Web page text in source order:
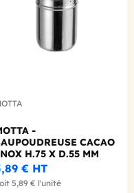
-
CACAO
H.75 X D.55 MM
€ HT
5,89 € l'unité